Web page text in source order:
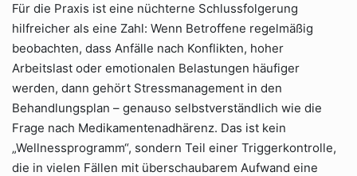
Für die Praxis ist eine nüchterne Schlussfolgerung
hilfreicher als eine Zahl: Wenn Betroffene regelmäßig
beobachten, dass Anfälle nach Konflikten, hoher
Arbeitslast oder emotionalen Belastungen häufiger
werden, dann gehört Stressmanagement in den
Behandlungsplan – genauso selbstverständlich wie die
Frage nach Medikamentenadhärenz. Das ist kein
„Wellnessprogramm“, sondern Teil einer Triggerkontrolle,
die in vielen Fällen mit überschaubarem Aufwand eine